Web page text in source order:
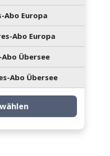
Abo Europa
Abo Europa
Abo Übersee
Abo Übersee